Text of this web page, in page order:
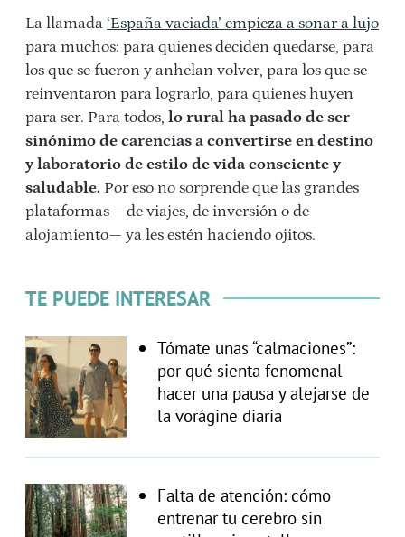
La llamada ‘España vaciada’ empieza a sonar a lujo
para muchos: para quienes deciden quedarse, para
los que se fueron y anhelan volver, para los que se
reinventaron para lograrlo, para quienes huyen
para ser. Para todos, lo rural ha pasado de ser
sinónimo de carencias a convertirse en destino
y laboratorio de estilo de vida consciente y
saludable. Por eso no sorprende que las grandes
plataformas —de viajes, de inversión o de
alojamiento— ya les estén haciendo ojitos.
TE PUEDE INTERESAR
Tómate unas “calmaciones”:
por qué sienta fenomenal
hacer una pausa y alejarse de
la vorágine diaria
Falta de atención: cómo
entrenar tu cerebro sin